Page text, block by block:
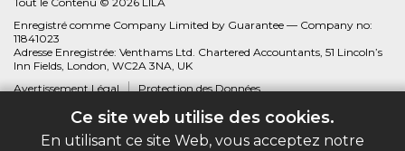
Ce site web utilise des cookies.
En utilisant ce site Web, vous acceptez notre
Enregistré comme Company Limited by Guarantee — Company no:
11841023
Adresse Enregistrée: Venthams Ltd. Chartered Accountants, 51 Lincoln’s
Inn Fields, London, WC2A 3NA, UK
Avertissement Légal
Protection des Données